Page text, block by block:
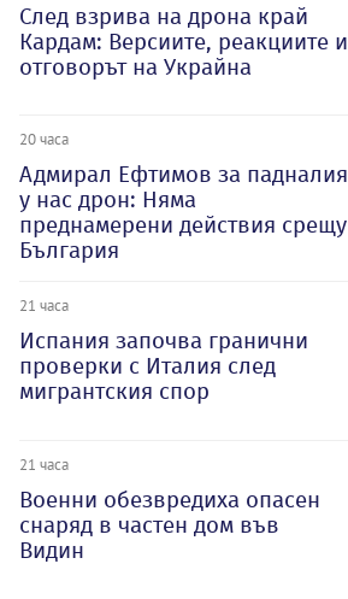
След взрива на дрона край
Кардам: Версиите, реакциите и
отговорът на Украйна
20 часа
Адмирал Ефтимов за падналия
у нас дрон: Няма
преднамерени действия срещу
България
21 часа
Испания започва гранични
проверки с Италия след
мигрантския спор
21 часа
Военни обезвредиха опасен
снаряд в частен дом във
Видин